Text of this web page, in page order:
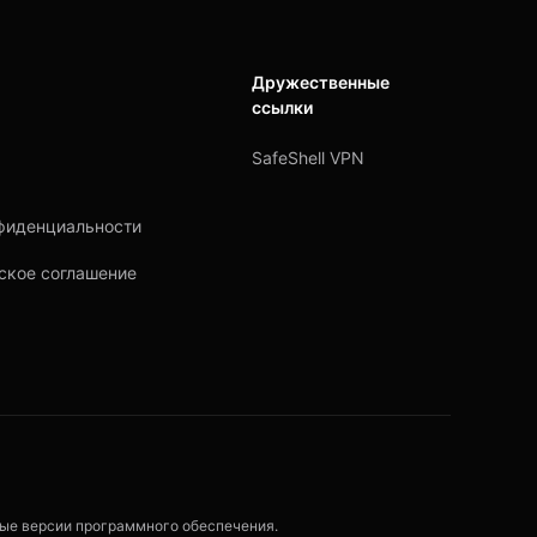
соглашение
Дружественные
ссылки
SafeShell VPN
версии программного обеспечения.